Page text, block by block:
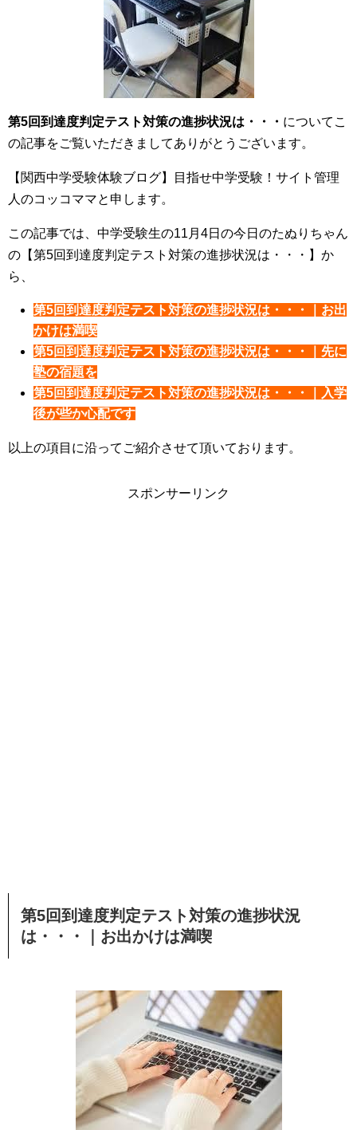
第5回到達度判定テスト対策の進捗状況は・・・ についてこ
の記事をご覧いただきましてありがとうございます。
【関西中学受験体験ブログ】目指せ中学受験！サイト管理
人のコッコママと申します。
この記事では、中学受験生の11月4日の今日のたぬりちゃん
の【第5回到達度判定テスト対策の進捗状況は・・・】か
ら、
第5回到達度判定テスト対策の進捗状況は・・・｜お出
かけは満喫
第5回到達度判定テスト対策の進捗状況は・・・｜先に
塾の宿題を
第5回到達度判定テスト対策の進捗状況は・・・｜入学
後が些か心配です
以上の項目に沿ってご紹介させて頂いております。
スポンサーリンク
第5回到達度判定テスト対策の進捗状況
は・・・｜お出かけは満喫